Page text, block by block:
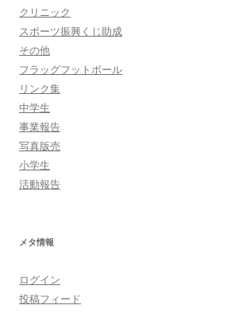
クリニック
スポーツ振興くじ助成
その他
フラッグフットボール
リンク集
中学生
事業報告
写真版売
小学生
活動報告
メタ情報
ログイン
投稿フィード